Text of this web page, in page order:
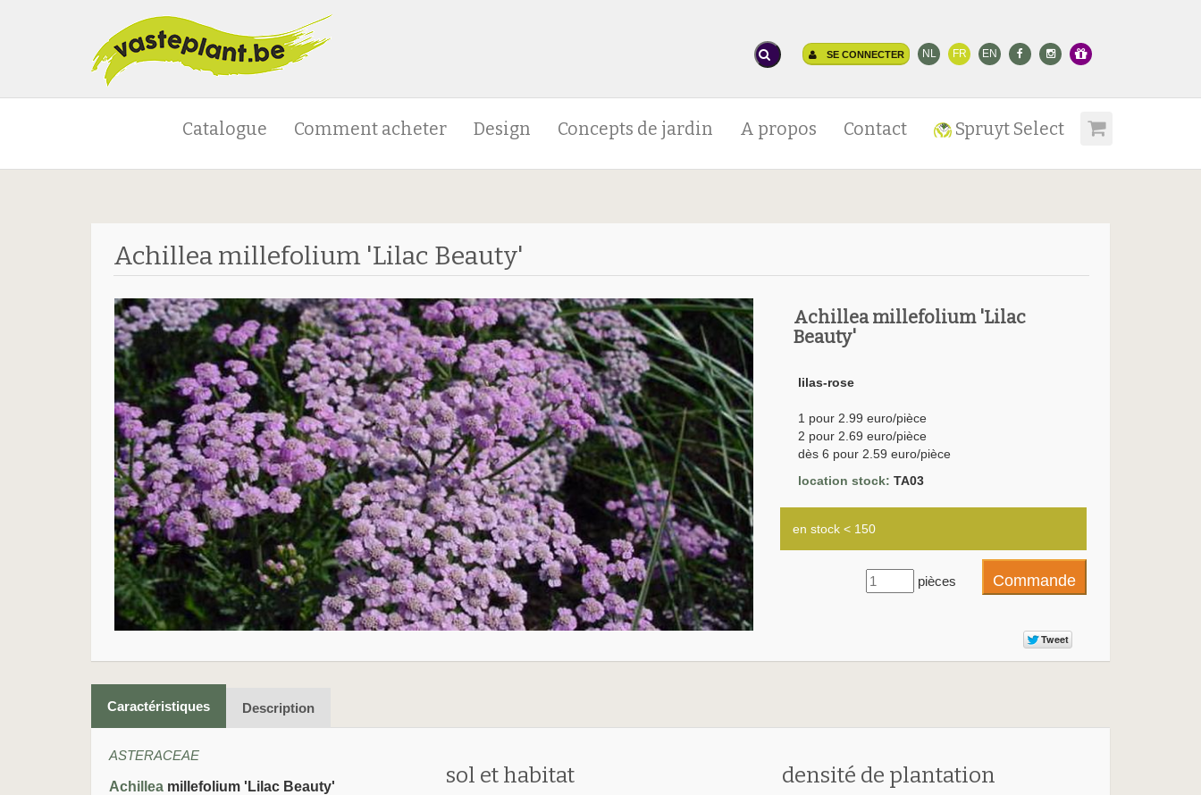
SE CONNECTER NL FR EN
Catalogue Comment acheter Design Concepts de jardin A propos Contact Spruyt Select
Achillea millefolium 'Lilac Beauty'
Achillea millefolium 'Lilac
Beauty'
lilas-rose
1 pour 2.99 euro/pièce
2 pour 2.69 euro/pièce
dès 6 pour 2.59 euro/pièce
location stock: TA03
en stock < 150
pièces
Caractéristiques Description
ASTERACEAE
Achillea millefolium 'Lilac Beauty'
sol et habitat densité de plantation